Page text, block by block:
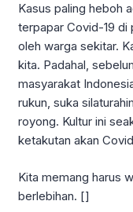
Kasus paling heboh
terpapar Covid-19 di
oleh warga sekitar.
kita. Padahal,
masyarakat
rukun, suka
royong. Kultur ini
ketakutan akan
Kita memang harus
berlebihan. []